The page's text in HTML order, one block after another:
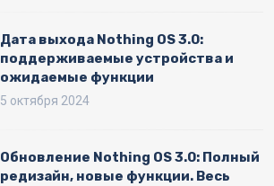
Дата выхода Nothing OS 3.0:
поддерживаемые устройства и
ожидаемые функции
5 октября 2024
Обновление Nothing OS 3.0: Полный
редизайн, новые функции. Весь